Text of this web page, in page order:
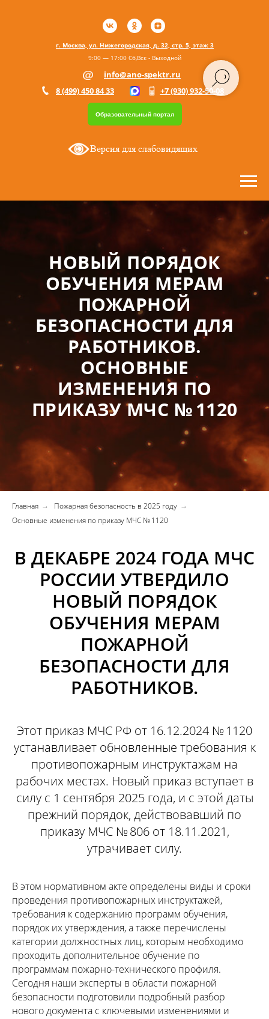
Образовательный портал
г. Москва, ул. Нижегородская, д. 32, стр. 5, этаж 3
+7 (930) 932-50-08
8 (499) 450 84 33
info@ano-spektr.ru
9:00 — 17:00 Сб,Вск - Выходной
Версия для слабовидящих
НОВЫЙ ПОРЯДОК
ОБУЧЕНИЯ МЕРАМ
ПОЖАРНОЙ
БЕЗОПАСНОСТИ ДЛЯ
РАБОТНИКОВ.
ОСНОВНЫЕ
ИЗМЕНЕНИЯ ПО
ПРИКАЗУ МЧС № 1120
Главная → Пожарная безопасность в 2025 году →
Основные изменения по приказу МЧС № 1120
В ДЕКАБРЕ 2024 ГОДА МЧС
РОССИИ УТВЕРДИЛО
НОВЫЙ ПОРЯДОК
ОБУЧЕНИЯ МЕРАМ
ПОЖАРНОЙ
БЕЗОПАСНОСТИ ДЛЯ
РАБОТНИКОВ.
Этот приказ МЧС РФ от 16.12.2024 № 1120
устанавливает обновленные требования к
противопожарным инструктажам на
рабочих местах. Новый приказ вступает в
силу с 1 сентября 2025 года, и с этой даты
прежний порядок, действовавший по
приказу МЧС № 806 от 18.11.2021,
утрачивает силу.
В этом нормативном акте определены виды и сроки
проведения противопожарных инструктажей,
требования к содержанию программ обучения,
порядок их утверждения, а также перечислены
категории должностных лиц, которым необходимо
проходить дополнительное обучение по
программам пожарно-технического профиля.
Сегодня наши эксперты в области пожарной
безопасности подготовили подробный разбор
нового документа с ключевыми изменениями и